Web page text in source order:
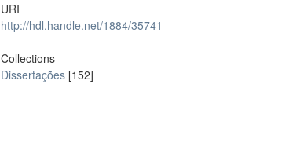
URI
http://hdl.handle.net/1884/35741
Collections
Dissertações [152]